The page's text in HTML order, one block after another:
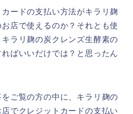
ードの支払い方法がキラリ麹
店で使えるのか？それとも使
ラリ麹の炭クレンズ生酵素の
ばいいだけでは？と思ったん
ご覧の方の中に、キラリ麹の
でクレジットカードの支払い